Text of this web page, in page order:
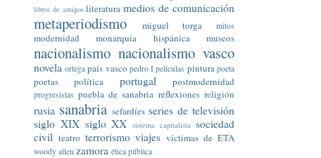
libros de amigos literatura medios de comunicación
metaperiodismo miguel torga mitos
modernidad monarquía hispánica museos
nacionalismo nacionalismo vasco
novela ortega país vasco pedro I películas pintura poeta
poetas política portugal postmodernidad
progresistas puebla de sanabria reflexiones religión
rusia sanabria sefardíes series de televisión
siglo XIX siglo XX sistema capitalista sociedad
civil teatro terrorismo viajes víctimas de ETA
woody allen zamora ética pública